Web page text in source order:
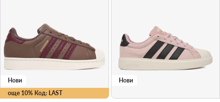
още 10% Код: LAST
Нови Нови